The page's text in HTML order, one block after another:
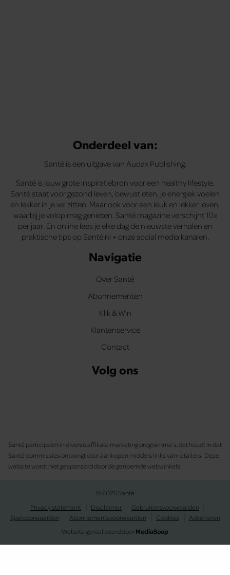
Onderdeel van:
Santé is een uitgave van Audax Publishing.
Santé is jouw grote inspiratiebron voor een healthy lifestyle.
Santé staat voor gezond leven, bewust eten, je energiek voelen
en lekker in je vel zitten. Maar ook voor een leuk en lekker leven,
waarbij je volop mag genieten. Santé magazine verschijnt 10x
per jaar. En online lees je elke dag de nieuwste verhalen en
praktische tips op Santé.nl + onze social media kanalen.
Navigatie
Over Santé
Abonnementen
Klik & Win
Klantenservice
Contact
Volg ons
Santé participeert in diverse affiliate marketing programma’s, dat houdt in dat
Santé commissies ontvangt voor aankopen middels links van retailers. Deze
website wordt niet gesponsord door de genoemde webwinkels.
© 2026 Santé
Privacy statement
Disclaimer
Gebruikersvoorwaarden
Spelvoorwaarden
Abonnementsvoorwaarden Cookies
Adverteren
Website gerealiseerd doorMediaSoep